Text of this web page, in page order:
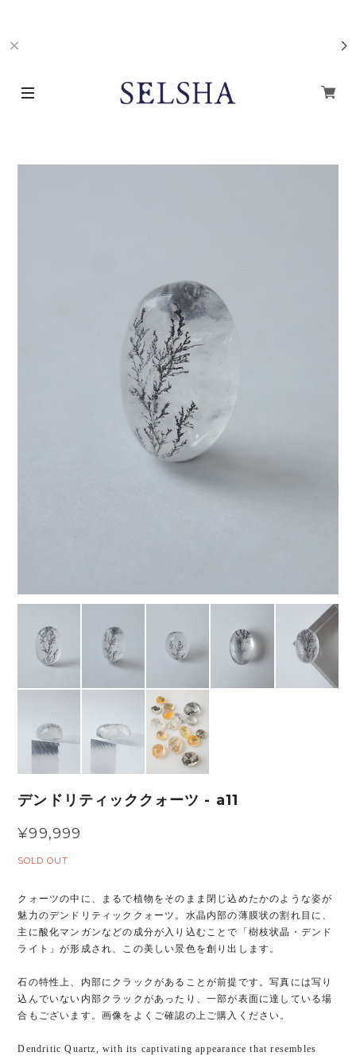
デンドリティッククォーツ - a11
¥99,999
SOLD OUT
クォーツの中に、まるで植物をそのまま閉じ込めたかのような姿が
魅力のデンドリティッククォーツ。水晶内部の薄膜状の割れ目に、
主に酸化マンガンなどの成分が入り込むことで「樹枝状晶・デンド
ライト」が形成され、この美しい景色を創り出します。
石の特性上、内部にクラックがあることが前提です。写真には写り
込んでいない内部クラックがあったり、一部が表面に達している場
合もございます。画像をよくご確認の上ご購入ください。
Dendritic Quartz, with its captivating appearance that resembles